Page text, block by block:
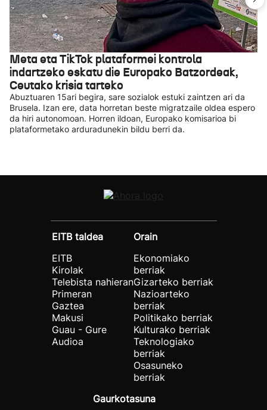
Meta eta TikTok plataformei kontrola
indartzeko eskatu die Europako Batzordeak,
Ceutako krisia tarteko
Abuztuaren 15ari begira, sare sozialok estuki zaintzen ari da
Brusela. Izan ere, data horretan beste migratzaile oldea espero
da hiri autonomoan. Horren ildoan, Europako komisarioa bi
plataformetako arduradunekin bildu berri da.
EITB taldea
EITB
Kirolak
Telebista nahieran
Primeran
Gaztea
Makusi
Guau - Gure
Audioa
Orain
Ekonomiako
berriak
Gizarteko berriak
Nazioarteko
berriak
Politikako berriak
Kulturako berriak
Teknologiako
berriak
Osasuneko
berriak
Gaurkotasuna